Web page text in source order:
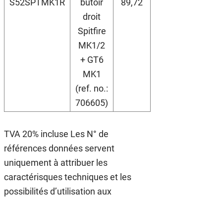
droit
Spitfire
MK1/2
+ GT6
MK1
(ref. no.:
706605)
TVA 20% incluse Les N° de
références données servent
uniquement à attribuer les
caractérisques techniques et les
possibilités d’utilisation aux